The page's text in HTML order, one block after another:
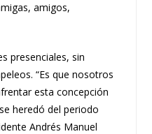
amigos,
presenciales, sin
“Es que nosotros
esta concepción
heredó del periodo
Andrés Manuel